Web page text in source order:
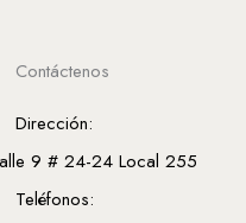
Contáctenos
Dirección:
9 # 24-24 Local 255
Teléfonos: